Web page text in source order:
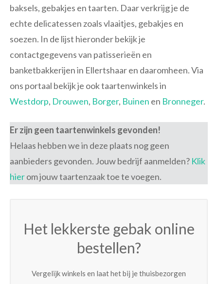
baksels, gebakjes en taarten. Daar verkrijg je de
echte delicatessen zoals vlaaitjes, gebakjes en
soezen. In de lijst hieronder bekijk je
contactgegevens van patisserieën en
banketbakkerijen in Ellertshaar en daaromheen. Via
ons portaal bekijk je ook taartenwinkels in
Westdorp, Drouwen, Borger, Buinen en Bronneger.
Er zijn geen taartenwinkels gevonden!
Helaas hebben we in deze plaats nog geen
aanbieders gevonden. Jouw bedrijf aanmelden? Klik
hierom jouw taartenzaak toe te voegen.
Het lekkerste gebak online
bestellen?
Vergelijk winkels en laat het bij je thuisbezorgen